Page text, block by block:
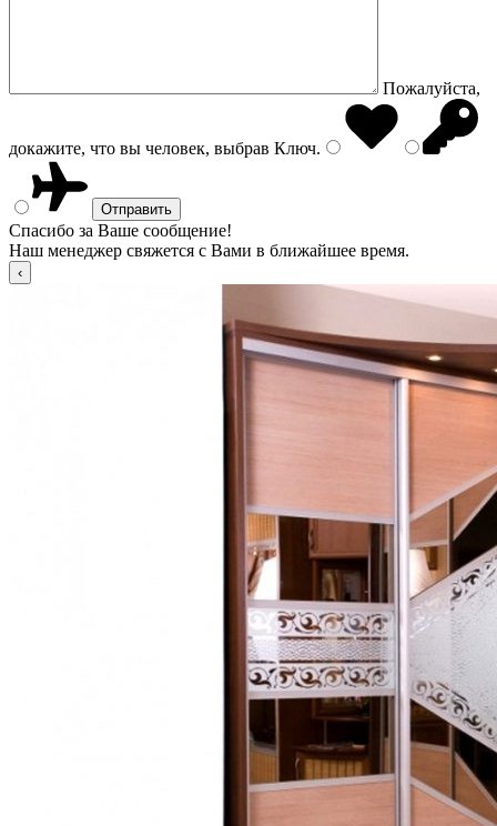
Пожалуйста,
докажите, что вы человек, выбрав Ключ.
Спасибо за Ваше сообщение!
Наш менеджер свяжется с Вами в ближайшее время.